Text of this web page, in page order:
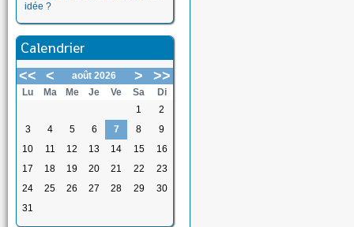
idée ?
Calendrier
<< < août 2026 > >>
Lu Ma Me Je Ve Sa
Di
1
2
3
4 5 6 7 8
9
10
11 12 13 14 15
16
17
18 19 20 21 22
23
24
25 26 27 28 29
30
31